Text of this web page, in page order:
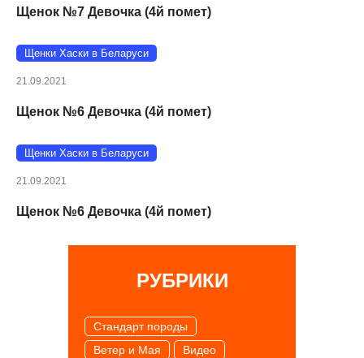
Щенок №7 Девочка (4й помет)
Щенки Хаски в Беларуси
21.09.2021
Щенок №6 Девочка (4й помет)
Щенки Хаски в Беларуси
21.09.2021
Щенок №6 Девочка (4й помет)
РУБРИКИ
Cтандарт породы
Ветер и Мая
Видео